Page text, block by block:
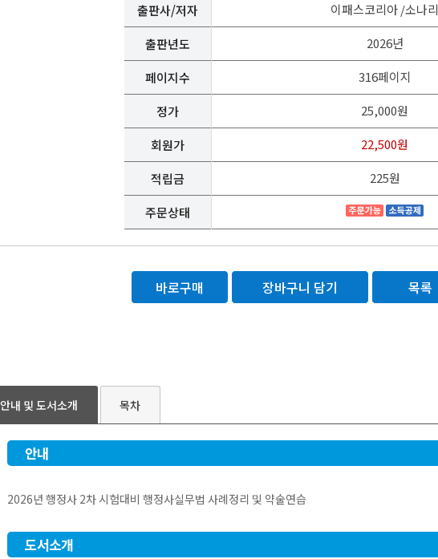
출판사/저자
이패스코리아 /소나리
출판년도 2026년
페이지수 316페이지
정가 25,000원
회원가 22,500원
적립금 225원
주문상태
바로구매 장바구니 담기 목록
안내 및 도서소개 목차
안내
2026년 행정사 2차 시험대비 행정사실무법 사례정리 및 약술연습
도서소개